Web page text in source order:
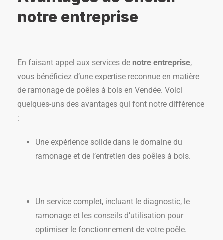
notre entreprise
En faisant appel aux services de notre entreprise,
vous bénéficiez d’une expertise reconnue en matière
de ramonage de poêles à bois en Vendée. Voici
quelques-uns des avantages qui font notre différence
:
Une expérience solide dans le domaine du
ramonage et de l’entretien des poêles à bois.
Un service complet, incluant le diagnostic, le
ramonage et les conseils d’utilisation pour
optimiser le fonctionnement de votre poêle.